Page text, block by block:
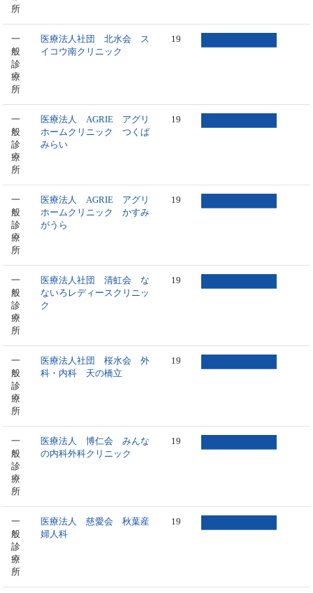
所
一
般
診
療
所
医療法人社団 北水会 ス
イコウ南クリニック
19
一
般
診
療
所
医療法人 AGRIE アグリ
ホームクリニック つくば
みらい
19
一
般
診
療
所
医療法人 AGRIE アグリ
ホームクリニック かすみ
がうら
19
一
般
診
療
所
医療法人社団 清虹会 な
ないろレディースクリニッ
ク
19
一
般
診
療
所
医療法人社団 桜水会 外
科・内科 天の橋立
19
一
般
診
療
所
医療法人 博仁会 みんな
の内科外科クリニック
19
一
般
診
療
所
医療法人 慈愛会 秋葉産
婦人科
19